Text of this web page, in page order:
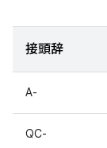
接頭辞
A-
QC-